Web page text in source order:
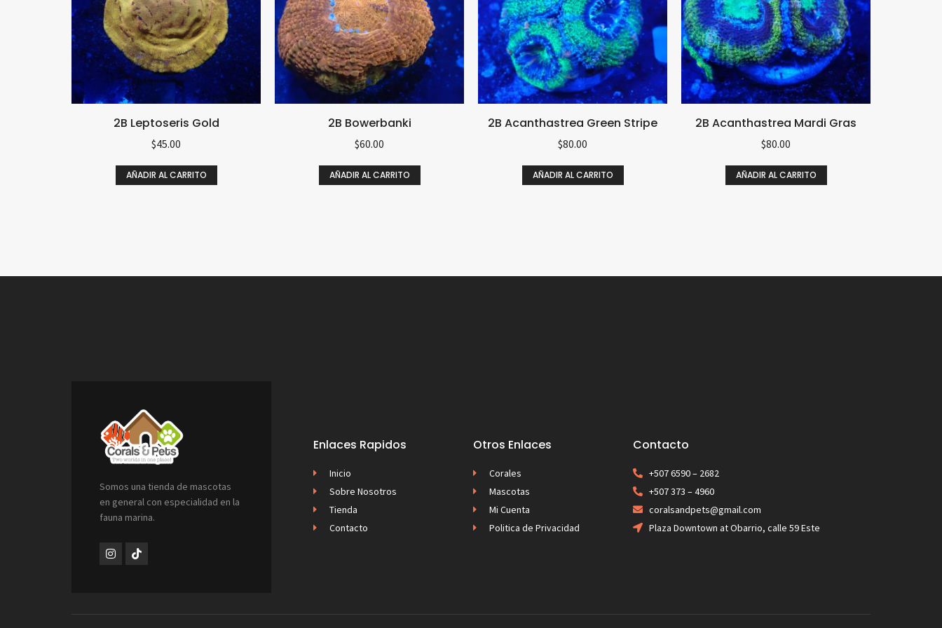
2B Leptoseris Gold
$45.00
AÑADIR AL CARRITO
2B Bowerbanki
$60.00
AÑADIR AL CARRITO
2B Acanthastrea Green Stripe
$80.00
AÑADIR AL CARRITO
2B Acanthastrea Mardi Gras
$80.00
AÑADIR AL CARRITO
Somos una tienda de mascotas
en general con especialidad en la
fauna marina.
Enlaces Rapidos
Inicio
Sobre Nosotros
Tienda
Contacto
Otros Enlaces
Corales
Mascotas
Mi Cuenta
Politica de Privacidad
Contacto
+507 6590 – 2682
+507 373 – 4960
coralsandpets@gmail.com
Plaza Downtown at Obarrio, calle 59 Este